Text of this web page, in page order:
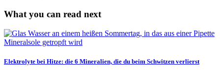
What you can read next
Elektrolyte bei Hitze: die 6 Mineralien, die du beim Schwitzen verlierst